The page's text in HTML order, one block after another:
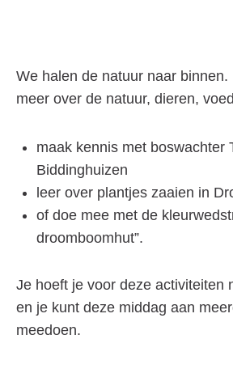
We halen de natuur naar binnen.
meer over de natuur, dieren,
maak kennis met boswachter
Biddinghuizen
leer over plantjes zaaien in
of doe mee met de
droomboomhut”.
Je hoeft je voor deze activiteiten
en je kunt deze middag aan
meedoen.